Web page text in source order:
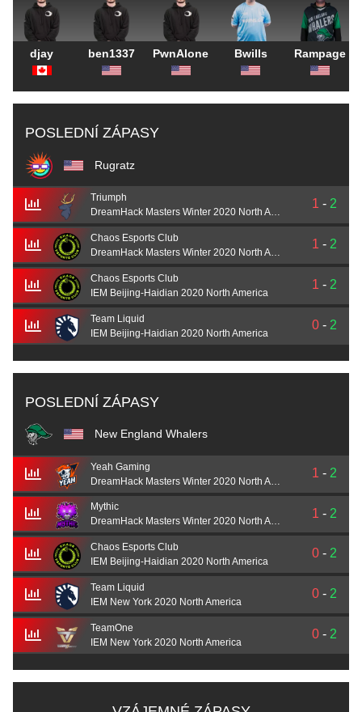
djay ben1337 PwnAlone Bwills Rampage
POSLEDNÍ ZÁPASY
Rugratz
Triumph
DreamHack Masters Winter 2020 North America
1 - 2
Chaos Esports Club
DreamHack Masters Winter 2020 North America
1 - 2
Chaos Esports Club
IEM Beijing-Haidian 2020 North America
1 - 2
Team Liquid
IEM Beijing-Haidian 2020 North America
0 - 2
POSLEDNÍ ZÁPASY
New England Whalers
Yeah Gaming
DreamHack Masters Winter 2020 North America
1 - 2
Mythic
DreamHack Masters Winter 2020 North America
1 - 2
Chaos Esports Club
IEM Beijing-Haidian 2020 North America
0 - 2
Team Liquid
IEM New York 2020 North America
0 - 2
TeamOne
IEM New York 2020 North America
0 - 2